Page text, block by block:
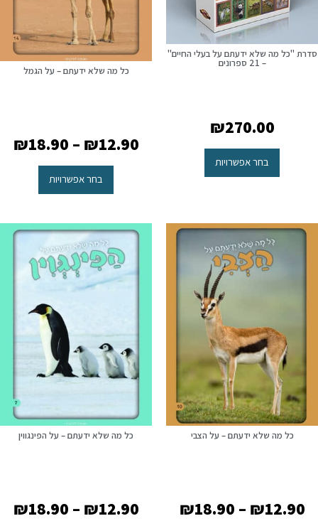
סדרת "כל מה שלא ידעתם על בעלי החיים"
– 21 ספרונים
₪270.00
בחר אפשרויות
כל מה שלא ידעתם – על הגמל
₪12.90
–
₪18.90
בחר אפשרויות
כל מה שלא ידעתם – על הצבי
₪12.90
–
₪18.90
כל מה שלא ידעתם – על הפינגווין
₪12.90
–
₪18.90